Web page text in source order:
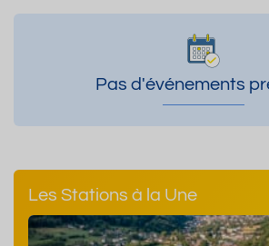
Pas d'événements
Les Stations à la Une